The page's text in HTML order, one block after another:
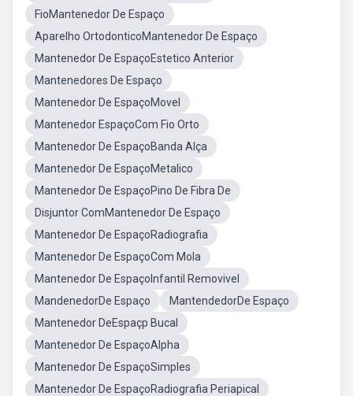
FioMantenedor De Espaço
Aparelho OrtodonticoMantenedor De Espaço
Mantenedor De EspaçoEstetico Anterior
Mantenedores De Espaço
Mantenedor De EspaçoMovel
Mantenedor EspaçoCom Fio Orto
Mantenedor De EspaçoBanda Alça
Mantenedor De EspaçoMetalico
Mantenedor De EspaçoPino De Fibra De
Disjuntor ComMantenedor De Espaço
Mantenedor De EspaçoRadiografia
Mantenedor De EspaçoCom Mola
Mantenedor De EspaçoInfantil Removivel
MandenedorDe Espaço
MantendedorDe Espaço
Mantenedor DeEspaçp Bucal
Mantenedor De EspaçoAlpha
Mantenedor De EspaçoSimples
Mantenedor De EspaçoRadiografia Periapical